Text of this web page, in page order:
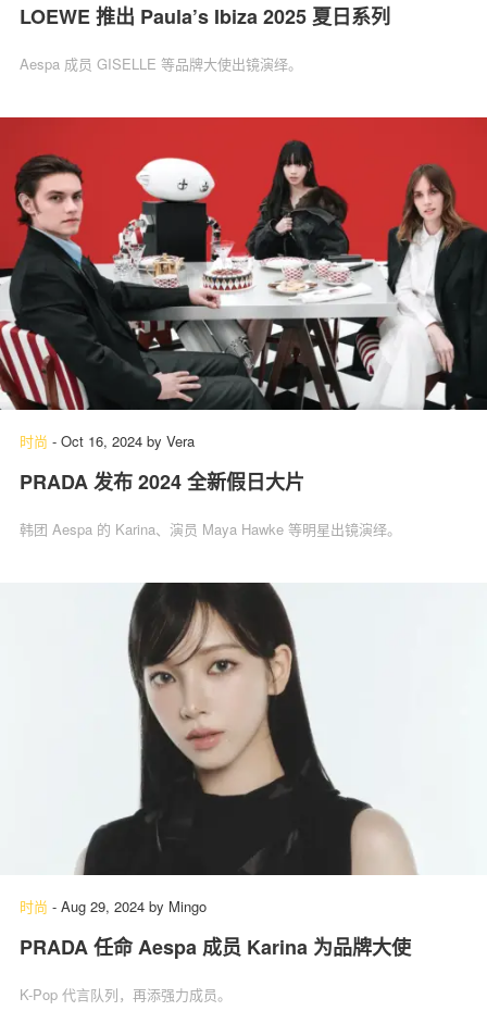
LOEWE 推出 Paula’s Ibiza 2025 夏日系列
Aespa 成员 GISELLE 等品牌大使出镜演绎。
时尚 - Oct 16, 2024 by Vera
PRADA 发布 2024 全新假日大片
韩团 Aespa 的 Karina、演员 Maya Hawke 等明星出镜演绎。
时尚 - Aug 29, 2024 by Mingo
PRADA 任命 Aespa 成员 Karina 为品牌大使
K-Pop 代言队列，再添强力成员。